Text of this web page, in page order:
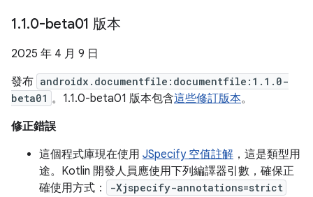
1.1.0-beta01 版本
2025 年 4 月 9 日
發布 androidx.documentfile:documentfile:1.1.0-
beta01 。1.1.0-beta01 版本包含這些修訂版本。
修正錯誤
這個程式庫現在使用 JSpecify 空值註解 ，這是類型用
途。Kotlin 開發人員應使用下列編譯器引數，確保正
確使用方式：
-Xjspecify-annotations=strict